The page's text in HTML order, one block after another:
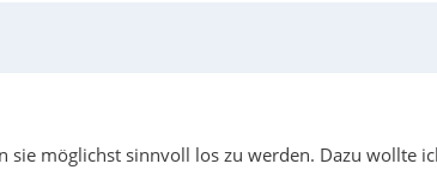
möglichst sinnvoll los zu werden. Dazu wollte